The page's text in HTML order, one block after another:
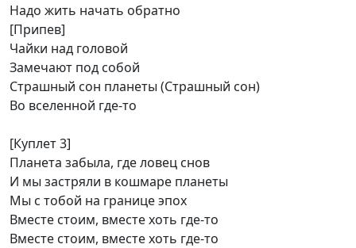
Надо жить начать обратно
[Припев]
Чайки над головой
Замечают под собой
Страшный сон планеты (Страшный сон)
Во вселенной где-то
[Куплет 3]
Планета забыла, где ловец снов
И мы застряли в кошмаре планеты
Мы с тобой на границе эпох
Вместе стоим, вместе хоть где-то
Вместе стоим, вместе хоть где-то